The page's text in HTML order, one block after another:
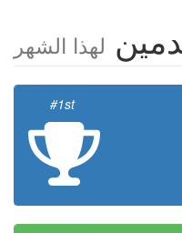
لهذا الشهر
#1st